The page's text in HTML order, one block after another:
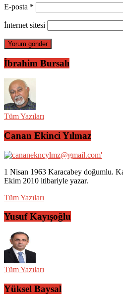
E-posta *
İnternet sitesi
İbrahim Bursalı
Tüm Yazıları
Canan Ekinci Yılmaz
1 Nisan 1963 Karacabey doğumlu.
Ekim 2010 itibariyle yazar.
Tüm Yazıları
Yusuf Kayışoğlu
Tüm Yazıları
Yüksel Baysal